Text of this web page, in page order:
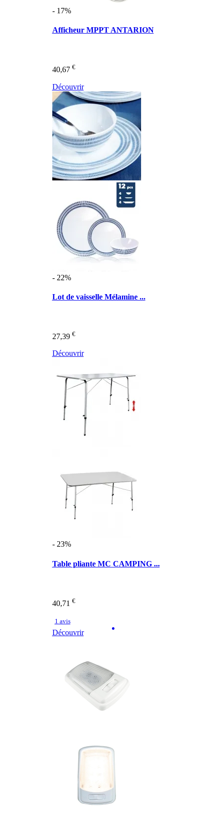
- 17%
Afficheur MPPT ANTARION
40,67 €
Découvrir
- 22%
Lot de vaisselle Mélamine ...
27,39 €
Découvrir
- 23%
Table pliante MC CAMPING ...
40,71 €
1 avis
Découvrir